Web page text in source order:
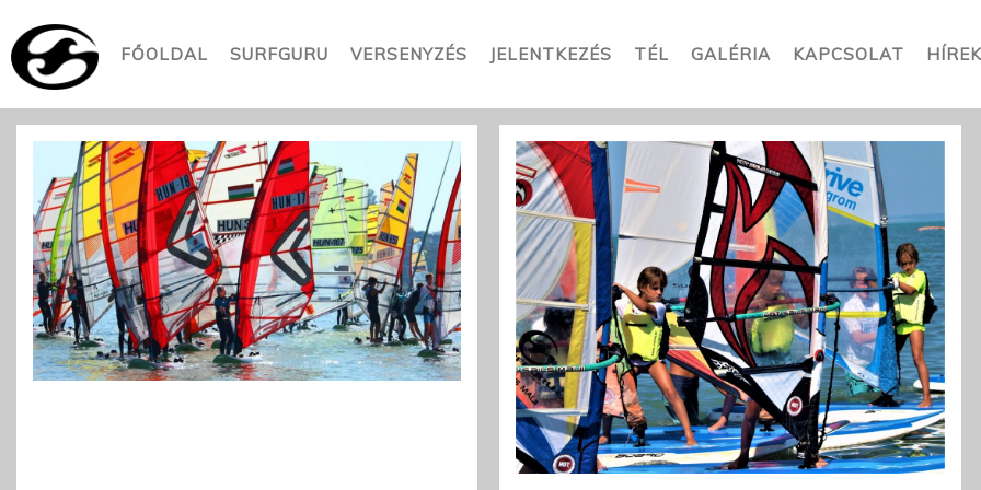
FŐOLDAL SURFGURU VERSENYZÉS JELENTKEZÉS TÉL GALÉRIA KAPCSOLAT HÍREK